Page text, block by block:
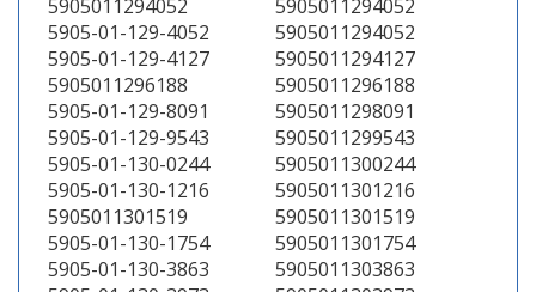
5905011294052
5905011294052
5905-01-129-4052
5905011294052
5905-01-129-4127
5905011294127
5905011296188
5905011296188
5905-01-129-8091
5905011298091
5905-01-129-9543
5905011299543
5905-01-130-0244
5905011300244
5905-01-130-1216
5905011301216
5905011301519
5905011301519
5905-01-130-1754
5905011301754
5905-01-130-3863
5905011303863